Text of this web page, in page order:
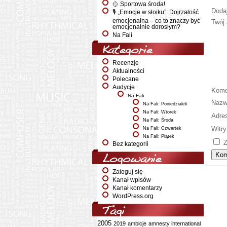
🥎 Sportowa środa!
🎙️ „Emocje w słoiku”: Dojrzałość
emocjonalna – co to znaczy być
emocjonalnie dorosłym?
Na Fali
Kategorie
Recenzje
Aktualności
Polecane
Audycje
Na Fali
Na Fali: Poniedziałek
Na Fali: Wtorek
Na Fali: Środa
Na Fali: Czwartek
Na Fali: Piątek
Bez kategorii
Logowanie
Zaloguj się
Kanał wpisów
Kanał komentarzy
WordPress.org
Tagi
2005 2019 ambicje amnesty international
Twój